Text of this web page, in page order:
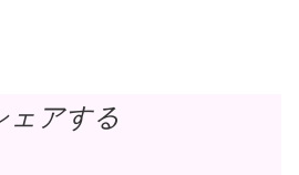
ェアする